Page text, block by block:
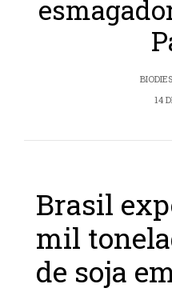
14
Brasil
mil
de soja